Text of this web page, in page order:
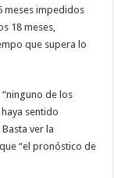
meses impedidos
18 meses,
que supera lo
de los
sentido
ver la
“el pronóstico de